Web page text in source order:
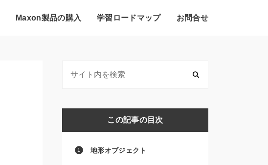
Maxon製品の購入 学習ロードマップ お問合せ
この記事の目次
地形オブジェクト